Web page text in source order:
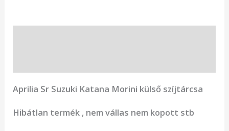
Aprilia Sr Suzuki Katana Morini külső szíjtárcsa
Hibátlan termék , nem vállas nem kopott stb